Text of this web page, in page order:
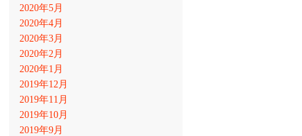
2020年5月
2020年4月
2020年3月
2020年2月
2020年1月
2019年12月
2019年11月
2019年10月
2019年9月